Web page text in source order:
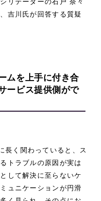
リテーターの石戸 奈々
吉川氏が回答する質疑
ムを上手に付き合
ービス提供側がで
長く関わっていると、ス
トラブルの原因が実は
して解決に至らないケ
ュニケーションが円滑